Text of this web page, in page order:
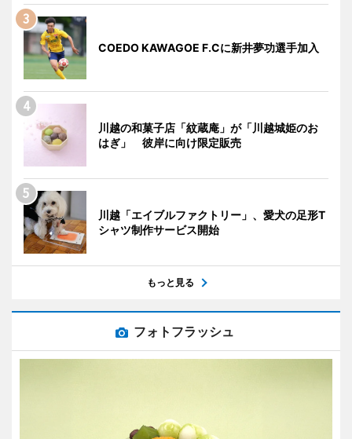
COEDO KAWAGOE F.Cに新井夢功選手加入
川越の和菓子店「紋蔵庵」が「川越城姫のお
はぎ」 彼岸に向け限定販売
川越「エイブルファクトリー」、愛犬の足形T
シャツ制作サービス開始
もっと見る
フォトフラッシュ